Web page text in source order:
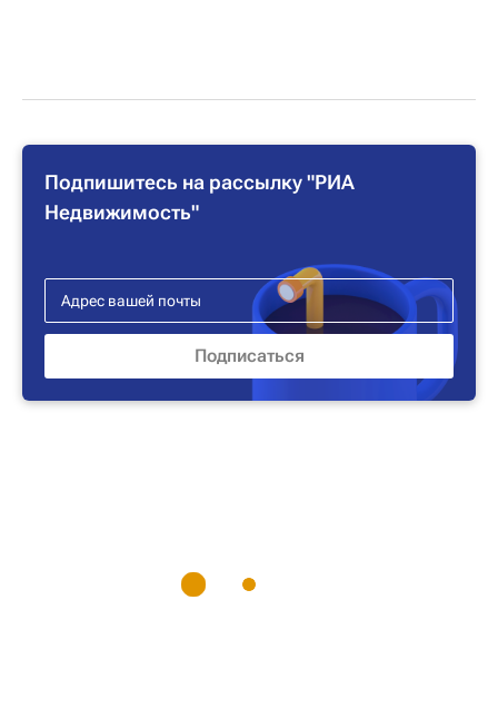
Подпишитесь на рассылку "РИА
Недвижимость"